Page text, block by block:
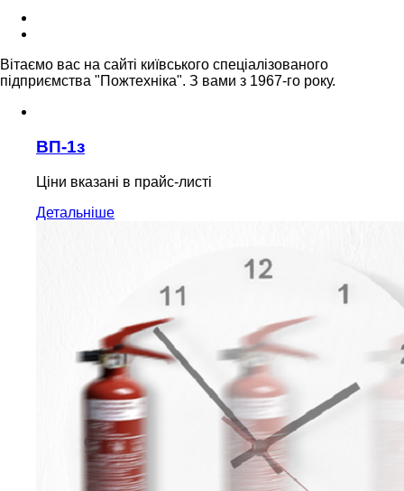
Вітаємо вас на сайті київського спеціалізованого
підприємства "Пожтехніка". З вами з 1967-го року.
ВП-1з
Ціни вказані в прайс-листі
Детальніше